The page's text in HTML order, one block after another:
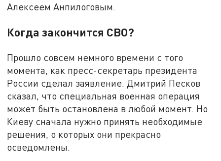
Алексеем Анпилоговым.
Когда закончится СВО?
Прошло совсем немного времени с того
момента, как пресс-секретарь президента
России сделал заявление. Дмитрий Песков
сказал, что специальная военная операция
может быть остановлена в любой момент. Но
Киеву сначала нужно принять необходимые
решения, о которых они прекрасно
осведомлены.